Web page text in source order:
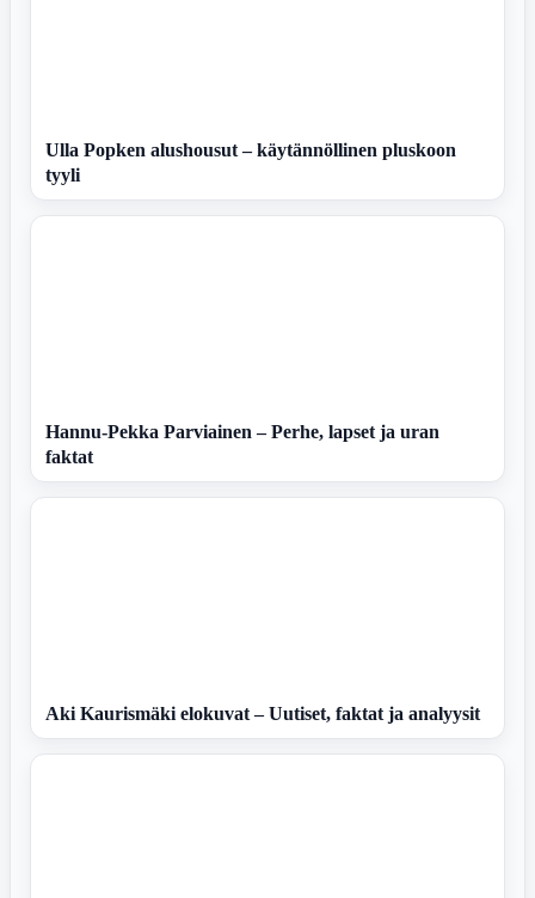
Ulla Popken alushousut – käytännöllinen pluskoon
tyyli
Hannu-Pekka Parviainen – Perhe, lapset ja uran
faktat
Aki Kaurismäki elokuvat – Uutiset, faktat ja analyysit